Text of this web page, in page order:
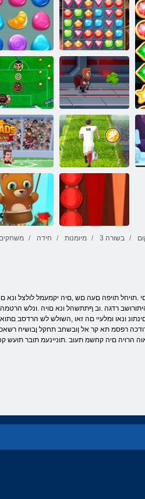
3 םיקתממ םשג ןומטמה תא שפח
הרגל סינקו Jetpack רטסאמ
לגרודכ ורוי
ישאר
טנירפס לגרודכ
משחקים חידה מיומנות 3 בשורה
רדגה .וב ףתתשהל ונא םויה .ונלש
ונאו ומלעיי םה זאו ,השולש לש הרדסב
רפסמ תא קר אל ןובשחב תחקל ןבושיח רשאכ
אוה הרויה םיה קחשמ תעוב .תוניינעמ תובר